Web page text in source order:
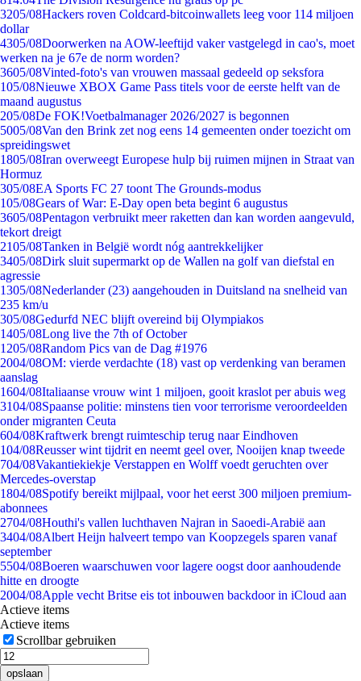
3205/08Hackers roven Coldcard-bitcoinwallets leeg voor 114 miljoen
dollar
4305/08Doorwerken na AOW-leeftijd vaker vastgelegd in cao's, moet
werken na je 67e de norm worden?
3605/08Vinted-foto's van vrouwen massaal gedeeld op seksfora
105/08Nieuwe XBOX Game Pass titels voor de eerste helft van de
maand augustus
205/08De FOK!Voetbalmanager 2026/2027 is begonnen
5005/08Van den Brink zet nog eens 14 gemeenten onder toezicht om
spreidingswet
1805/08Iran overweegt Europese hulp bij ruimen mijnen in Straat van
Hormuz
305/08EA Sports FC 27 toont The Grounds-modus
105/08Gears of War: E-Day open beta begint 6 augustus
3605/08Pentagon verbruikt meer raketten dan kan worden aangevuld,
tekort dreigt
2105/08Tanken in België wordt nóg aantrekkelijker
3405/08Dirk sluit supermarkt op de Wallen na golf van diefstal en
agressie
1305/08Nederlander (23) aangehouden in Duitsland na snelheid van
235 km/u
305/08Gedurfd NEC blijft overeind bij Olympiakos
1405/08Long live the 7th of October
1205/08Random Pics van de Dag #1976
2004/08OM: vierde verdachte (18) vast op verdenking van beramen
aanslag
1604/08Italiaanse vrouw wint 1 miljoen, gooit kraslot per abuis weg
3104/08Spaanse politie: minstens tien voor terrorisme veroordeelden
onder migranten Ceuta
604/08Kraftwerk brengt ruimteschip terug naar Eindhoven
104/08Reusser wint tijdrit en neemt geel over, Nooijen knap tweede
704/08Vakantiekiekje Verstappen en Wolff voedt geruchten over
Mercedes-overstap
1804/08Spotify bereikt mijlpaal, voor het eerst 300 miljoen premium-
abonnees
2704/08Houthi's vallen luchthaven Najran in Saoedi-Arabië aan
3404/08Albert Heijn halveert tempo van Koopzegels sparen vanaf
september
5504/08Boeren waarschuwen voor lagere oogst door aanhoudende
hitte en droogte
2004/08Apple vecht Britse eis tot inbouwen backdoor in iCloud aan
Actieve items
Actieve items
Scrollbar gebruiken
opslaan